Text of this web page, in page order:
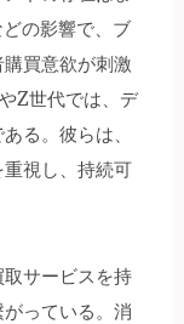
の影響で、ブ
買意欲が刺激
Z世代では、デ
る。彼らは、
視し、持続可
サービスを持
っている。消